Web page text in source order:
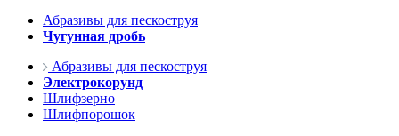
Абразивы для пескоструя
Чугунная дробь
Абразивы для пескоструя
Электрокорунд
Шлифзерно
Шлифпорошок